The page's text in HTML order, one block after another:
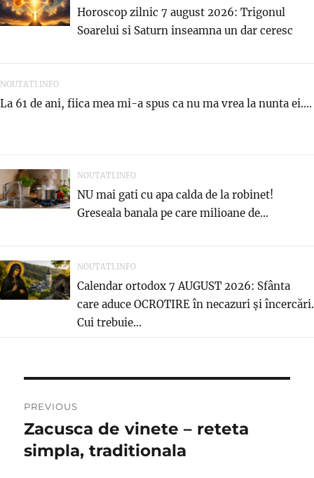
Horoscop zilnic 7 august 2026: Trigonul
Soarelui si Saturn inseamna un dar ceresc
NOUTATI.INFO
La 61 de ani, fiica mea mi-a spus ca nu ma vrea la nunta ei....
NOUTATI.INFO
NU mai gati cu apa calda de la robinet!
Greseala banala pe care milioane de...
NOUTATI.INFO
Calendar ortodox 7 AUGUST 2026: Sfânta
care aduce OCROTIRE în necazuri și încercări.
Cui trebuie...
navigation
PREVIOUS
Previous
post:
Zacusca de vinete – reteta
simpla, traditionala